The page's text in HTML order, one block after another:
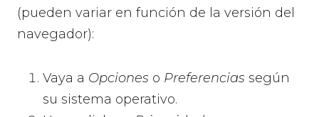
(pueden variar en función de la versión del
navegador):
Vaya a Opciones o Preferencias según
su sistema operativo.